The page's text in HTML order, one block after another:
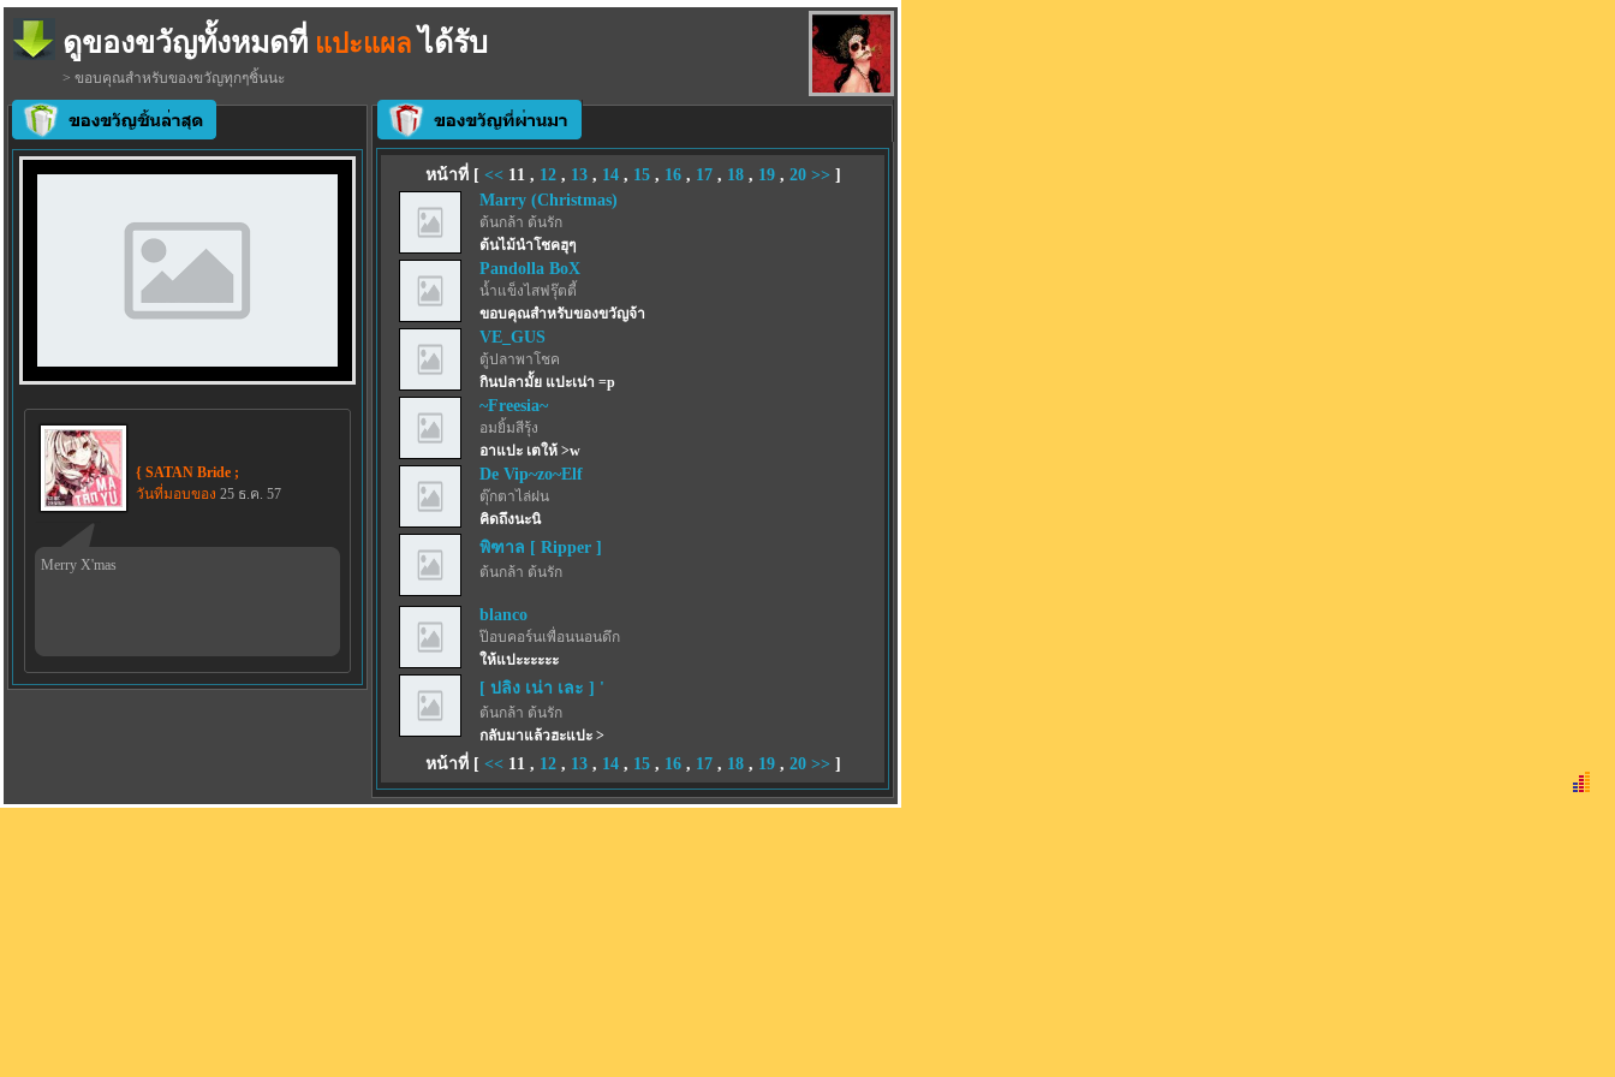
ดูของขวัญทั้งหมดที่ แปะแผล ได้รับ
> ขอบคุณสำหรับของขวัญทุกๆชิ้นนะ
{ SATAN Bride ;
วันที่มอบของ 25 ธ.ค. 57
Merry X'mas
หน้าที่ [ << 11, 12, 13, 14, 15, 16, 17, 18, 19, 20 >> ]
Marry (Christmas)
ต้นกล้า ต้นรัก
ต้นไม้นำโชคฮุๆ
Pandolla BoX
น้ำแข็งไสฟรุ๊ตตี้
ขอบคุณสำหรับของขวัญจ้า
VE_GUS
ตู้ปลาพาโชค
กินปลามั้ย แปะเน่า =p
~Freesia~
อมยิ้มสีรุ้ง
อาแปะ เตให้ >w
De Vip~zo~Elf
ตุ๊กตาไล่ฝน
คิดถึงนะนิ
พิฑาล [ Ripper ]
ต้นกล้า ต้นรัก
blanco
ป๊อบคอร์นเพื่อนนอนดึก
ให้แปะะะะะะ
[ ปลิง เน่า เละ ] '
ต้นกล้า ต้นรัก
กลับมาแล้วฮะแปะ >
หน้าที่ [ << 11, 12, 13, 14, 15, 16, 17, 18, 19, 20 >> ]